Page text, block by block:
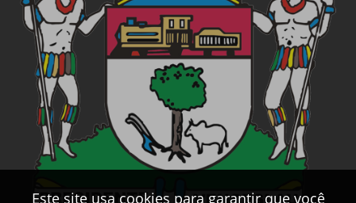
Este site usa cookies para garantir que você